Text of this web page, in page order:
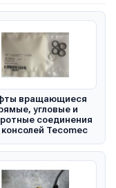
вращающиеся
угловые и
соединения
консолей Tecomec